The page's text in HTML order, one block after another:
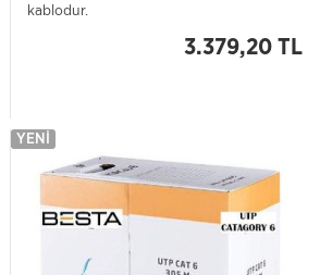
kablodur.
3.379,20 TL
YENI